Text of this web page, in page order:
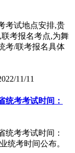
考试地点安排,贵
考报名考点,为舞
考/联考报名具体
11/11
统考考试时间：
统考考试时间：
统考时间公布。